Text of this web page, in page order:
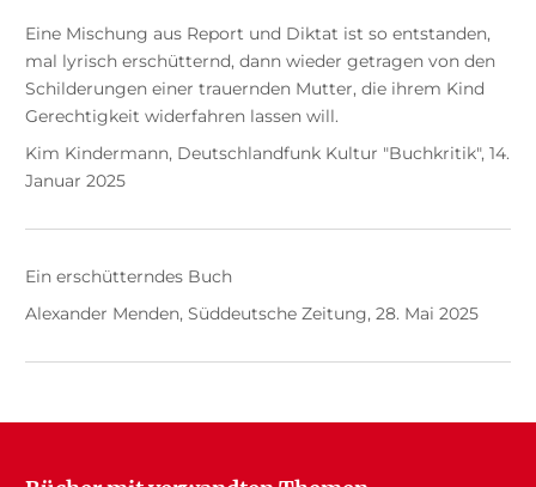
Eine Mischung aus Report und Diktat ist so entstanden,
mal lyrisch erschütternd, dann wieder getragen von den
Schilderungen einer trauernden Mutter, die ihrem Kind
Gerechtigkeit widerfahren lassen will.
Kim Kindermann, Deutschlandfunk Kultur "Buchkritik", 14.
Januar 2025
Ein erschütterndes Buch
Alexander Menden, Süddeutsche Zeitung, 28. Mai 2025